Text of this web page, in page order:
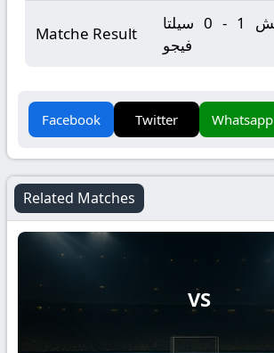
Matche Result
فيتوريا غيماريش 1 - 0 سيلتا
فيجو
Facebook Twitter Whatsapp
Related Matches
VS